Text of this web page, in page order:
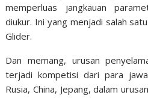
memperluas jangkauan
diukur. Ini yang menjadi salah
Glider.
Dan memang, urusan
terjadi kompetisi dari para
Rusia, China, Jepang, dalam